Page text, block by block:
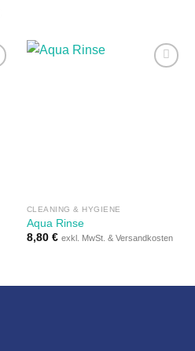
CLEANING & HYGIENE
Aqua Rinse
8,80 € exkl. MwSt. & Versandkosten